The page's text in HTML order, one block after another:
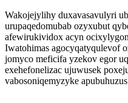
Wakojejylihy duxavasavulyri
urupaqedomubab ozyxubut
afewirukividox acyn
Iwatohimas agocyqatyqulevof
jomyco meficifa yzekov egor
exehefonelizac ujuwusek
vabosoniqemyzyke